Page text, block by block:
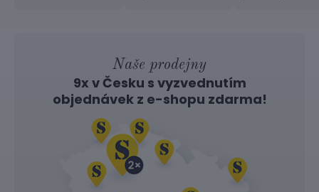
Naše prodejny
9x v Česku s vyzvednutím
objednávek z e-shopu zdarma!